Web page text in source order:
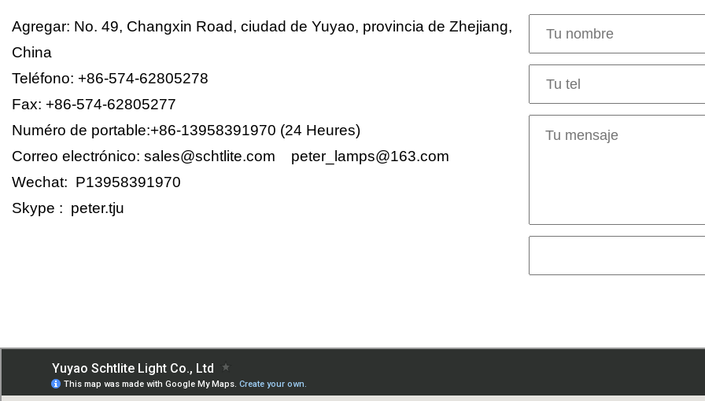
Agregar: No. 49, Changxin Road, ciudad de Yuyao, provincia de Zhejiang,
China
Teléfono: +86-574-62805278
Fax: +86-574-62805277
Numéro de portable:+86-13958391970 (24 Heures)
Correo electrónico: sales@schtlite.com peter_lamps@163.com
Wechat: P13958391970
Skype : peter.tju